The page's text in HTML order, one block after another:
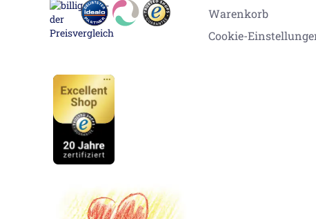
Warenkorb
Cookie-